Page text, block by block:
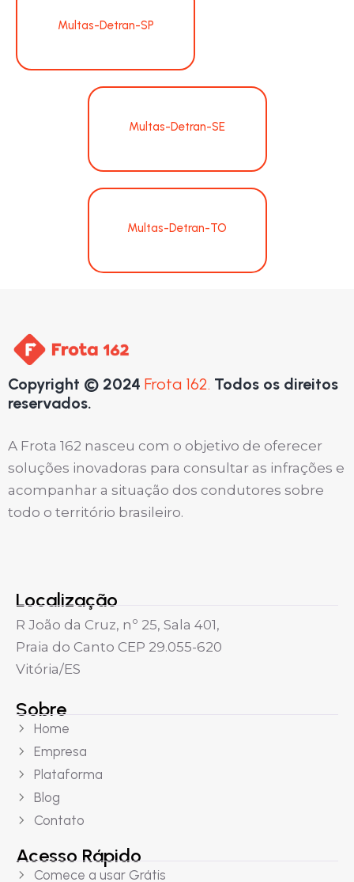
Multas-Detran-SP
Multas-Detran-SE
Multas-Detran-TO
Copyright © 2024 Frota 162. Todos os direitos
reservados.
A Frota 162 nasceu com o objetivo de oferecer
soluções inovadoras para consultar as infrações e
acompanhar a situação dos condutores sobre
todo o território brasileiro.
Localização
R João da Cruz, nº 25, Sala 401,
Praia do Canto CEP 29.055-620
Vitória/ES
Sobre
Home
Empresa
Plataforma
Blog
Contato
Acesso Rápido
Comece a usar Grátis